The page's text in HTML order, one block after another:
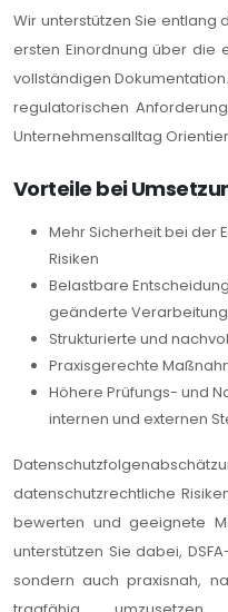
Wir unterstützen Sie
ersten Einordnung über die
vollständigen
regulatorischen
Unternehmensalltag
Vorteile bei
Mehr Sicherheit bei der
Risiken
Belastbare
geänderte
Strukturierte und
Praxisgerechte
Höhere Prüfungs- und
internen und externen
datenschutzrechtliche
bewerten und geeignete
unterstützen Sie dabei,
sondern auch praxisnah,